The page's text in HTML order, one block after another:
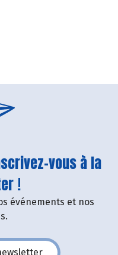
vous à la
!
événements et nos